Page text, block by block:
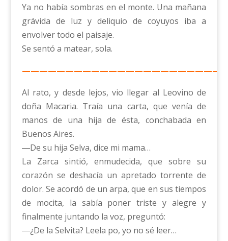
Ya no había sombras en el monte. Una mañana
grávida de luz y deliquio de coyuyos iba a
envolver todo el paisaje.
Se sentó a matear, sola.
Al rato, y desde lejos, vio llegar al Leovino de
doña Macaria. Traía una carta, que venía de
manos de una hija de ésta, conchabada en
Buenos Aires.
―De su hija Selva, dice mi mama…
La Zarca sintió, enmudecida, que sobre su
corazón se deshacía un apretado torrente de
dolor. Se acordó de un arpa, que en sus tiempos
de mocita, la sabía poner triste y alegre y
finalmente juntando la voz, preguntó:
―¿De la Selvita? Leela po, yo no sé leer…